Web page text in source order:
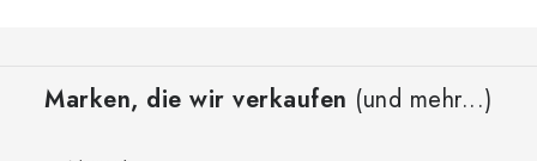
Marken, die wir verkaufen (und mehr...)